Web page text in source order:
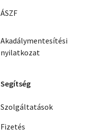
ÁSZF
Akadálymentesítési
nyilatkozat
Segítség
Szolgáltatások
Fizetés